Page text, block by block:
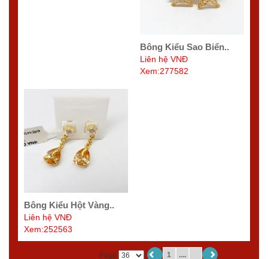
Bông Kiểu Sao Biển..
Liên hệ VNĐ
Xem:277582
Bông Kiểu Hột Vàng..
Liên hệ VNĐ
Xem:252563
Page 1 ....